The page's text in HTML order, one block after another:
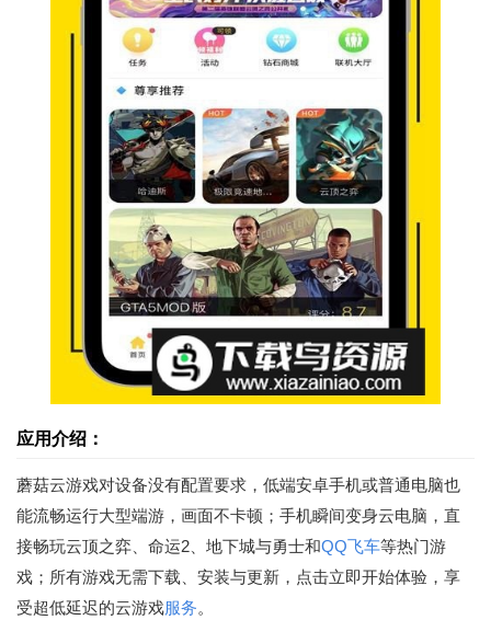
应用介绍：
蘑菇云游戏对设备没有配置要求，低端安卓手机或普通电脑也
能流畅运行大型端游，画面不卡顿；手机瞬间变身云电脑，直
接畅玩云顶之弈、命运2、地下城与勇士和QQ飞车等热门游
戏；所有游戏无需下载、安装与更新，点击立即开始体验，享
受超低延迟的云游戏服务。